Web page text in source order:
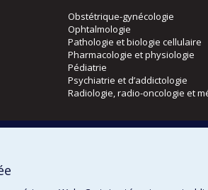
Obstétrique-gynécologie
Ophtalmologie
Pathologie et biologie cellulaire
Pharmacologie et physiologie
Pédiatrie
Psychiatrie et d’addictologie
Radiologie, radio-oncologie et